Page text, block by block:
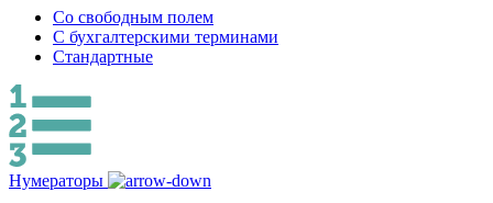
Со свободным полем
С бухгалтерскими терминами
Стандартные
Нумераторы